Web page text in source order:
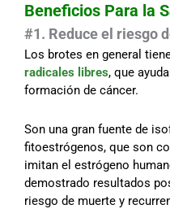
Beneficios Para la
#1. Reduce el riesgo
Los brotes en general
radicales libres, que
formación de cáncer.
Son una gran fuente de
fitoestrógenos, que son
imitan el estrógeno
demostrado resultados
riesgo de muerte y